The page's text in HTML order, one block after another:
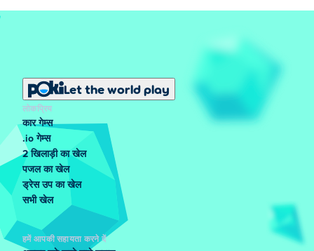
Let the world play
लोकप्रिय
कार गेम्स
.io गेम्स
2 खिलाड़ी का खेल
पजल का खेल
ड्रेस उप का खेल
सभी खेल
हमें आपकी सहायता करने दें